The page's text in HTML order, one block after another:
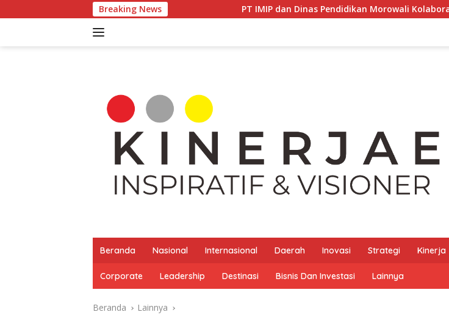
ke
Breaking News PT IMIP dan Dinas Pendidikan Morowali Kolaborasi Tingkatkan
Beranda Nasional Internasional Daerah Inovasi Strategi Kinerja
Corporate Leadership Destinasi Bisnis Dan Investasi Lainnya
Beranda Lainnya